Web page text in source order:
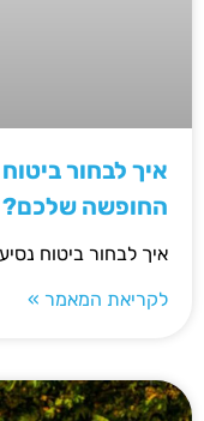
איך לבחור
החופשה שלכם?
איך לבחור ביטוח
לקריאת המאמר »